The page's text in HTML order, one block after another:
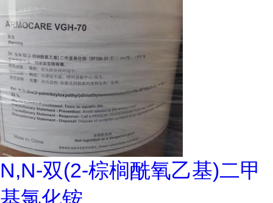
N,N-双(2-棕榈酰氧乙基)二甲
基氯化铵